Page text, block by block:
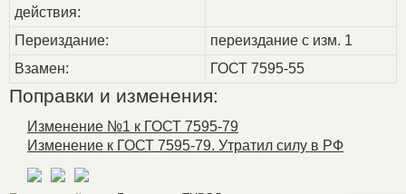
действия:
Переиздание:
переиздание с изм. 1
Взамен:
ГОСТ 7595-55
Поправки и изменения:
Изменение №1 к ГОСТ 7595-79
Изменение к ГОСТ 7595-79. Утратил силу в РФ